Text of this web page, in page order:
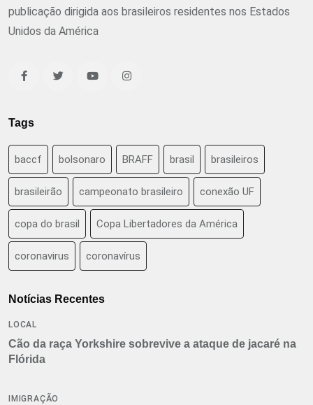
publicação dirigida aos brasileiros residentes nos Estados
Unidos da América
Tags
baccf bolsonaro BRAFF brasil brasileiros
brasileirão campeonato brasileiro conexão UF
copa do brasil Copa Libertadores da América
coronavirus coronavírus
Notícias Recentes
LOCAL
Cão da raça Yorkshire sobrevive a ataque de jacaré na
Flórida
IMIGRAÇÃO